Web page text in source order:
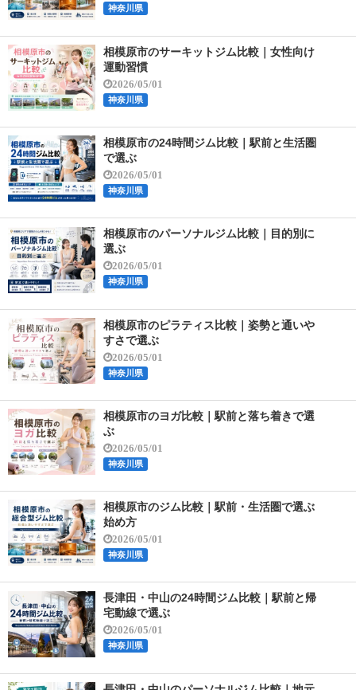
神奈川県
相模原市のサーキットジム比較｜女性向け
運動習慣
2026/05/01
神奈川県
相模原市の24時間ジム比較｜駅前と生活圏
で選ぶ
2026/05/01
神奈川県
相模原市のパーソナルジム比較｜目的別に
選ぶ
2026/05/01
神奈川県
相模原市のピラティス比較｜姿勢と通いや
すさで選ぶ
2026/05/01
神奈川県
相模原市のヨガ比較｜駅前と落ち着きで選
ぶ
2026/05/01
神奈川県
相模原市のジム比較｜駅前・生活圏で選ぶ
始め方
2026/05/01
神奈川県
長津田・中山の24時間ジム比較｜駅前と帰
宅動線で選ぶ
2026/05/01
神奈川県